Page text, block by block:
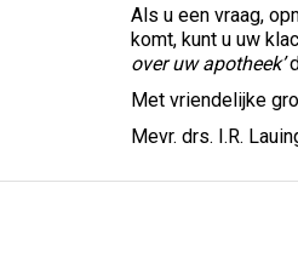
Als u een vraag,
komt, kunt u uw
over uw apotheek’
Met vriendelijke
Mevr. drs. I.R.